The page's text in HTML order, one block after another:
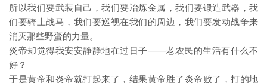
所以我们要武装自己，我们要冶炼金属，我们要锻造武器，我
们要骑上战马，我们要巡视在我们的周边，我们要发动战争来
消灭那些野蛮的力量。
炎帝却觉得我安安静静地在过日子——老农民的生活有什么不
好？
于是黄帝和炎帝就打起来了，结果黄帝胜了炎帝败了，打的地